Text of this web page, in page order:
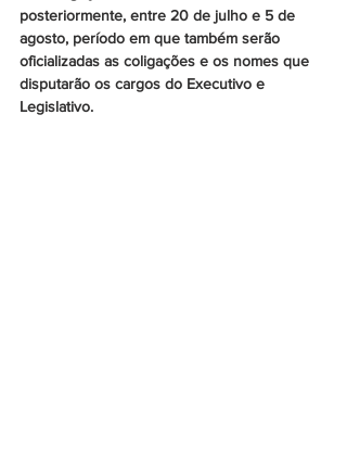
posteriormente, entre 20 de julho e 5 de
agosto, período em que também serão
oficializadas as coligações e os nomes que
disputarão os cargos do Executivo e
Legislativo.